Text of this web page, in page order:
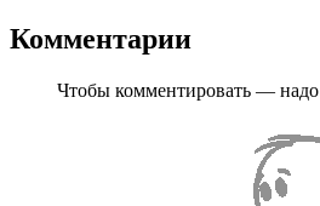
Комментарии
Чтобы комментировать — надо